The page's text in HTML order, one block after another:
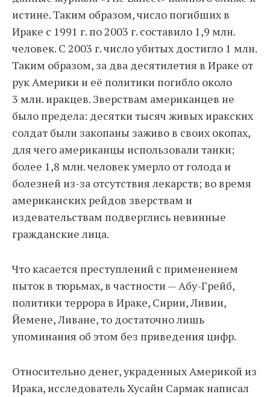
истине. Таким образом, число погибших в
Ираке с 1991 г. по 2003 г. составило 1,9 млн.
человек. С 2003 г. число убитых достигло 1 млн.
Таким образом, за два десятилетия в Ираке от
рук Америки и её политики погибло около
3 млн. иракцев. Зверствам американцев не
было предела: десятки тысяч живых иракских
солдат были закопаны заживо в своих окопах,
для чего американцы использовали танки;
более 1,8 млн. человек умерло от голода и
болезней из-за отсутствия лекарств; во время
американских рейдов зверствам и
издевательствам подверглись невинные
гражданские лица.
Что касается преступлений с применением
пыток в тюрьмах, в частности — Абу-Грейб,
политики террора в Ираке, Сирии, Ливии,
Йемене, Ливане, то достаточно лишь
упоминания об этом без приведения цифр.
Относительно денег, украденных Америкой из
Ирака, исследователь Хусайн Сармак написал